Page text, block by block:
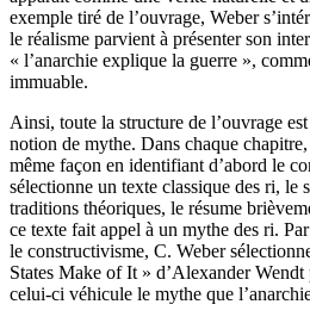
exemple tiré de l’ouvrage, Weber
le réalisme parvient à présenter son
« l’anarchie explique la guerre »,
immuable.
Ainsi, toute la structure de l’ouvrage
notion de mythe. Dans chaque chapitre,
même façon en identifiant d’abord le
sélectionne un texte classique des ri, le
traditions théoriques, le résume
ce texte fait appel à un mythe des ri.
le constructivisme, C. Weber
States Make of It » d’Alexander
celui-ci véhicule le mythe que